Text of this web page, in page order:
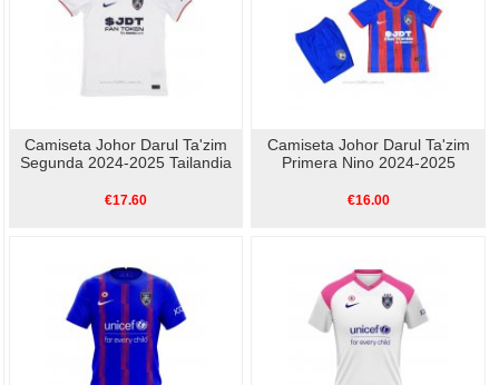
Camiseta Johor Darul Ta'zim
Segunda 2024-2025 Tailandia
€17.60
Camiseta Johor Darul Ta'zim
Primera Nino 2024-2025
€16.00